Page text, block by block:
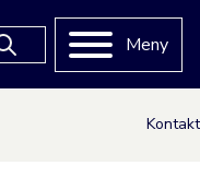
Meny
Kontakt